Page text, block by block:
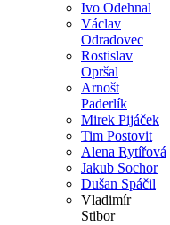
Ivo Odehnal
Václav
Odradovec
Rostislav
Opršal
Arnošt
Paderlík
Mirek Pijáček
Tim Postovit
Alena Rytířová
Jakub Sochor
Dušan Spáčil
Vladimír
Stibor